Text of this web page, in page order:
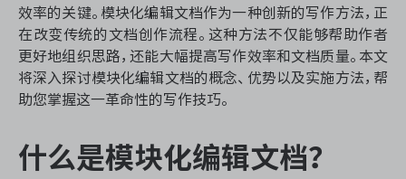
ASPICE 研发管理
效率的关键。模块化编辑文档作为一种创新的写作方法，正
在改变传统的文档创作流程。这种方法不仅能够帮助作者
更好地组织思路，还能大幅提高写作效率和文档质量。本文
将深入探讨模块化编辑文档的概念、优势以及实施方法，帮
助您掌握这一革命性的写作技巧。
什么是模块化编辑文档？